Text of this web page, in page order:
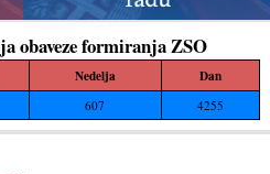
obaveze formiranja ZSO
Nedelja Dan
607 4255